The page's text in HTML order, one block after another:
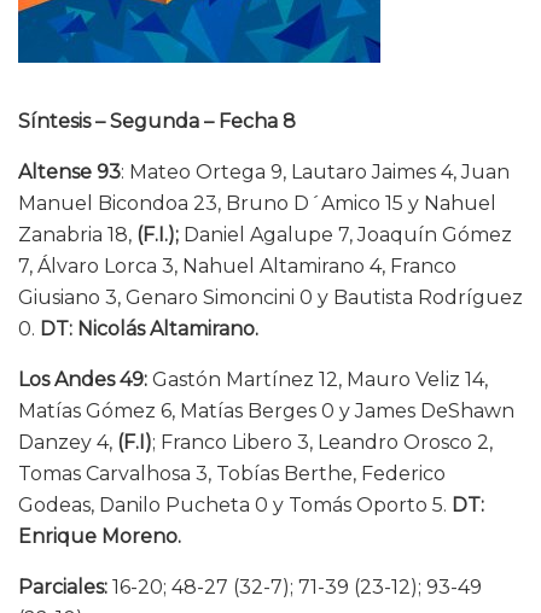
Síntesis – Segunda – Fecha 8
Altense 93: Mateo Ortega 9, Lautaro Jaimes 4, Juan
Manuel Bicondoa 23, Bruno D´Amico 15 y Nahuel
Zanabria 18, (F.I.); Daniel Agalupe 7, Joaquín Gómez
7, Álvaro Lorca 3, Nahuel Altamirano 4, Franco
Giusiano 3, Genaro Simoncini 0 y Bautista Rodríguez
0. DT: Nicolás Altamirano.
Los Andes 49: Gastón Martínez 12, Mauro Veliz 14,
Matías Gómez 6, Matías Berges 0 y James DeShawn
Danzey 4, (F.I); Franco Libero 3, Leandro Orosco 2,
Tomas Carvalhosa 3, Tobías Berthe, Federico
Godeas, Danilo Pucheta 0 y Tomás Oporto 5. DT:
Enrique Moreno.
Parciales: 16-20; 48-27 (32-7); 71-39 (23-12); 93-49